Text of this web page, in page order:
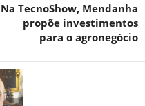
Na TecnoShow, Mendanha
propõe investimentos
para o agronegócio